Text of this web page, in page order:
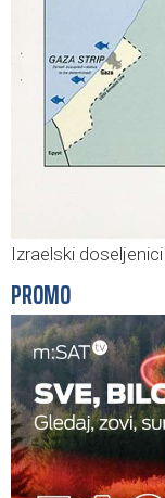
Izraelski
PROMO